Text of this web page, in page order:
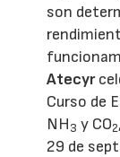
son
Atecyr
Curso de
NH3 y CO2
29 de